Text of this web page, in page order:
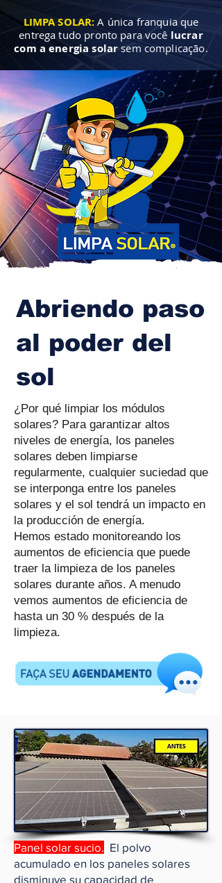
LIMPA SOLAR:A única franquia que
entrega tudo pronto para você lucrar
com a energia solar sem complicação.
Abriendo paso
al poder del
sol
¿Por qué limpiar los módulos
solares? Para garantizar altos
niveles de energía, los paneles
solares deben limpiarse
regularmente, cualquier suciedad que
se interponga entre los paneles
solares y el sol tendrá un impacto en
la producción de energía.
Hemos estado monitoreando los
aumentos de eficiencia que puede
traer la limpieza de los paneles
solares durante años. A menudo
vemos aumentos de eficiencia de
hasta un 30 % después de la
limpieza.
Panel solar sucio. El polvo
acumulado en los paneles solares
disminuye su capacidad de